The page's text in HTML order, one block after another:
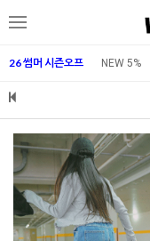
메
26 썸머 시즌오프 NEW 5%